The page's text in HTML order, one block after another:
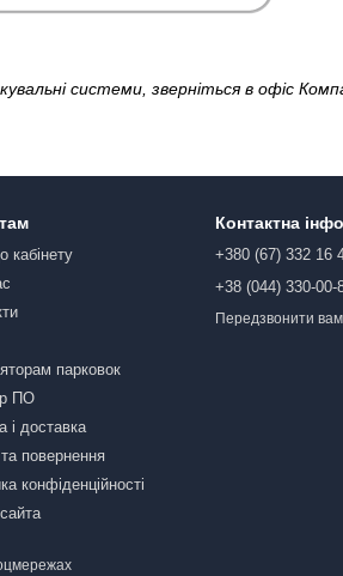
системи, зверніться в офіс
кабінету
парковок
ПО
і доставка
повернення
конфіденційності
Контактна
+380 (67) 332 16
+38 (044) 330-00-
Передзвонити